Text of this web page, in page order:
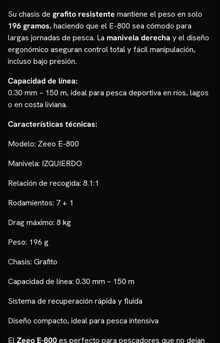
Su chasis de grafito resistente mantiene el peso en solo
196 gramos, haciendo que el E-800 sea cómodo para
largas jornadas de pesca. La manivela derecha y el diseño
ergonómico aseguran control total y fácil manipulación,
incluso bajo presión.
Capacidad de línea:
0.30 mm – 150 m, ideal para pesca deportiva en ríos, lagos
o en costa liviana.
Características técnicas:
Modelo: Zeeo E-800
Manivela: IZQUIERDO
Relación de recogida: 8.1:1
Rodamientos: 7 + 1
Drag máximo: 8 kg
Peso: 196 g
Chasis: Grafito
Capacidad de línea: 0.30 mm – 150 m
Sistema de recuperación rápida y fluida
Diseño compacto, ideal para pesca intensiva
ElZeeo E-800es perfecto para pescadores que no dejan